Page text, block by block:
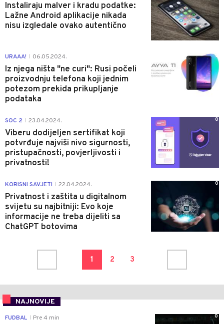
Instaliraju malver i kradu podatke:
Lažne Android aplikacije nikada
nisu izgledale ovako autentično
URAAA! 06.05.2024.
Iz njega ništa "ne curi": Rusi počeli
proizvodnju telefona koji jednim
potezom prekida prikupljanje
podataka
0
SOC 2 23.04.2024.
Viberu dodijeljen sertifikat koji
potvrđuje najviši nivo sigurnosti,
pristupačnosti, povjerljivosti i
privatnosti!
0
KORISNI SAVJETI 22.04.2024.
Privatnost i zaštita u digitalnom
svijetu su najbitniji: Evo koje
informacije ne treba dijeliti sa
ChatGPT botovima
0
1 2 3
NAJNOVIJE
0
FUDBAL Pre 4 min